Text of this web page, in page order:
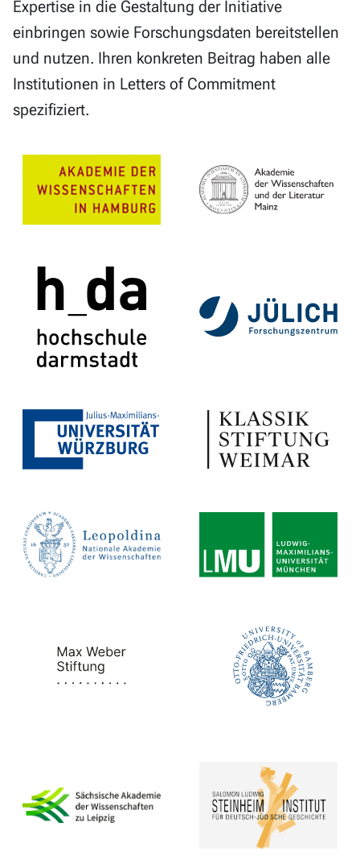
Expertise in die Gestaltung der Initiative
einbringen sowie Forschungsdaten bereitstellen
und nutzen. Ihren konkreten Beitrag haben alle
Institutionen in Letters of Commitment
spezifiziert.